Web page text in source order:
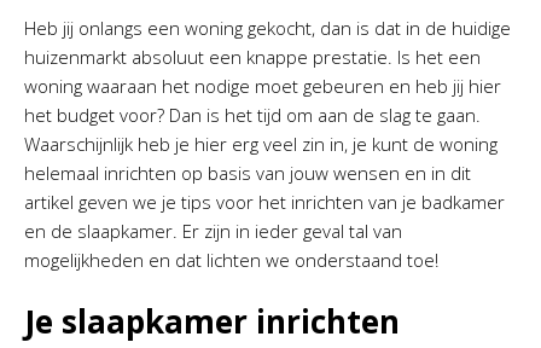
Heb jij onlangs een woning gekocht, dan is dat in de huidige
huizenmarkt absoluut een knappe prestatie. Is het een
woning waaraan het nodige moet gebeuren en heb jij hier
het budget voor? Dan is het tijd om aan de slag te gaan.
Waarschijnlijk heb je hier erg veel zin in, je kunt de woning
helemaal inrichten op basis van jouw wensen en in dit
artikel geven we je tips voor het inrichten van je badkamer
en de slaapkamer. Er zijn in ieder geval tal van
mogelijkheden en dat lichten we onderstaand toe!
Je slaapkamer inrichten